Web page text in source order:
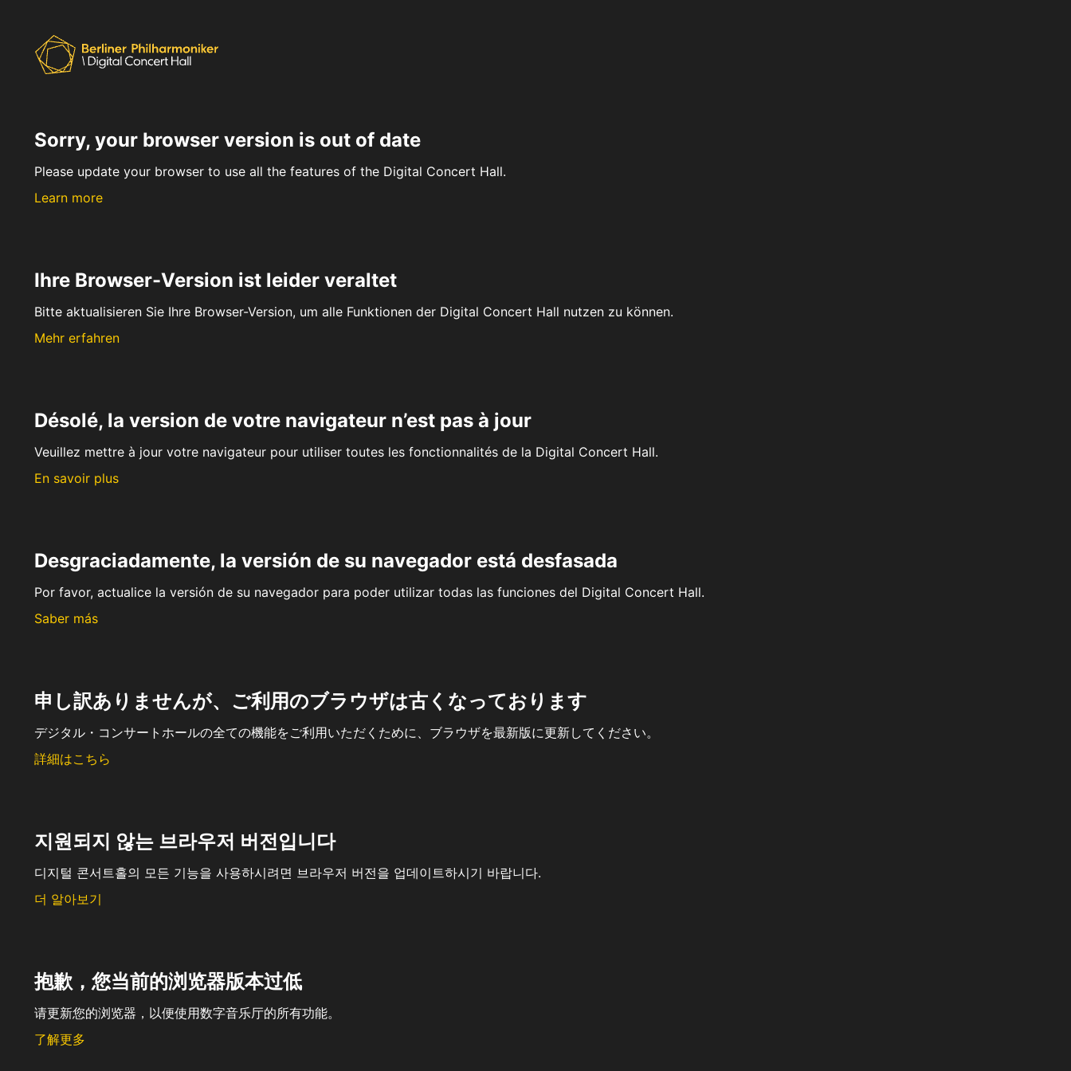
Sorry, your browser version is out of date
Please update your browser to use all the features of the Digital Concert Hall.
Learn more
Ihre Browser-Version ist leider veraltet
Bitte aktualisieren Sie Ihre Browser-Version, um alle Funktionen der Digital Concert Hall nutzen zu können.
Mehr erfahren
Désolé, la version de votre navigateur n’est pas à jour
Veuillez mettre à jour votre navigateur pour utiliser toutes les fonctionnalités de la Digital Concert Hall.
En savoir plus
Desgraciadamente, la versión de su navegador está desfasada
Por favor, actualice la versión de su navegador para poder utilizar todas las funciones del Digital Concert Hall.
Saber más
申し訳ありませんが、ご利用のブラウザは古くなっております
デジタル・コンサートホールの全ての機能をご利用いただくために、ブラウザを最新版に更新してください。
詳細はこちら
지원되지 않는 브라우저 버전입니다
디지털 콘서트홀의 모든 기능을 사용하시려면 브라우저 버전을 업데이트하시기 바랍니다.
더 알아보기
抱歉，您当前的浏览器版本过低
请更新您的浏览器，以便使用数字音乐厅的所有功能。
了解更多